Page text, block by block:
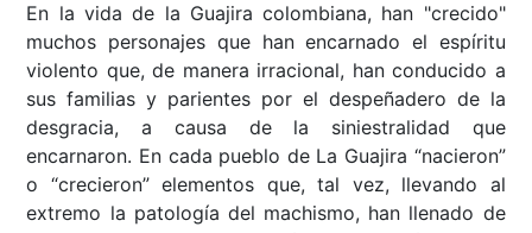
En la vida de la Guajira colombiana, han "crecido"
muchos personajes que han encarnado el espíritu
violento que, de manera irracional, han conducido a
sus familias y parientes por el despeñadero de la
desgracia, a causa de la siniestralidad que
encarnaron. En cada pueblo de La Guajira “nacieron”
o “crecieron” elementos que, tal vez, llevando al
extremo la patología del machismo, han llenado de